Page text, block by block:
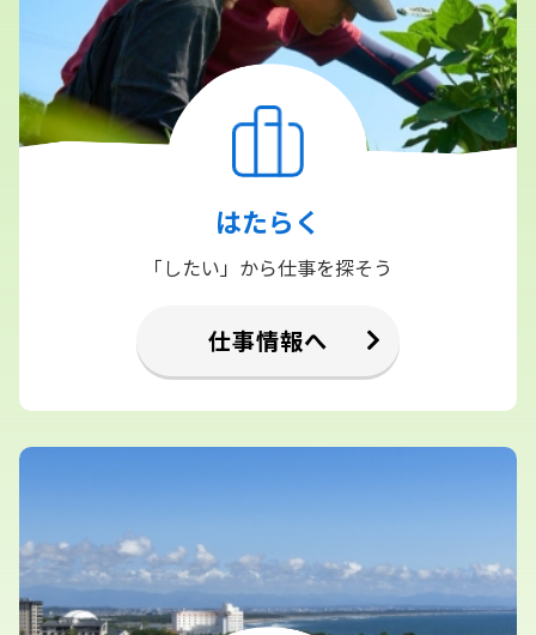
はたらく
「したい」から仕事を探そう
仕事情報へ